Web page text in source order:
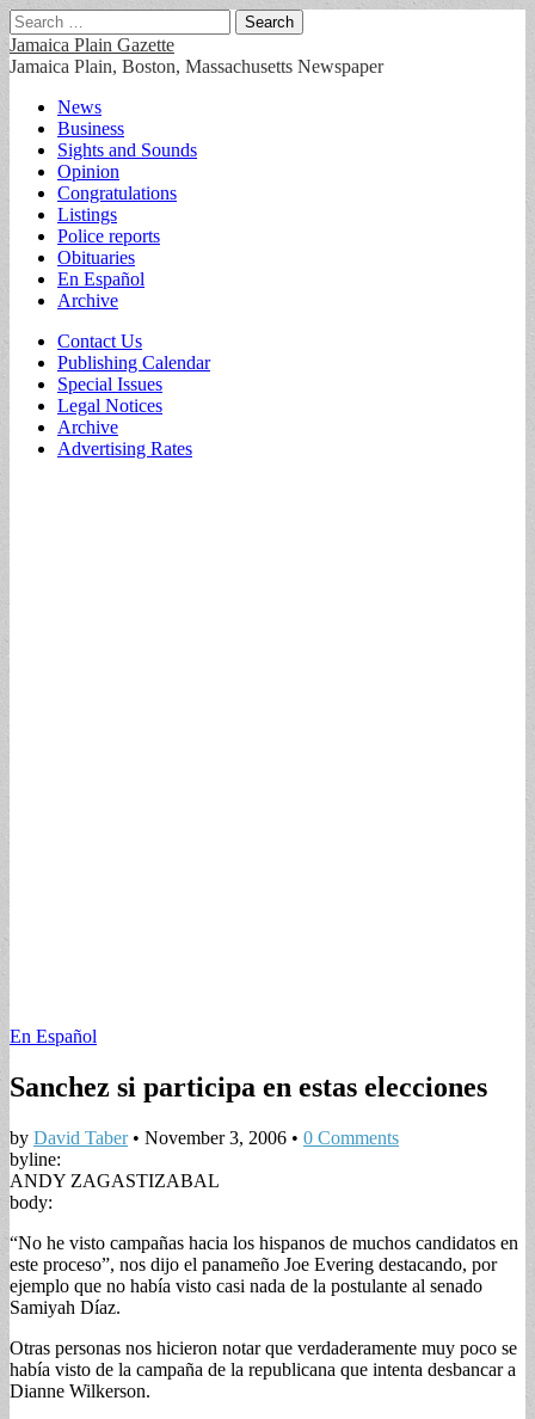
Search
for:
Jamaica Plain Gazette
Jamaica Plain, Boston, Massachusetts Newspaper
Main
menu
Skip
content
News
Business
Sights and Sounds
Opinion
Congratulations
Listings
Police reports
Obituaries
En Español
Archive
Sub
menu
Contact Us
Publishing Calendar
Special Issues
Legal Notices
Archive
Advertising Rates
En Español
Sanchez si participa en estas elecciones
by David Taber• November 3, 2006 • 0 Comments
byline:
ANDY ZAGASTIZABAL
body:
“No he visto campañas hacia los hispanos de muchos candidatos en
este proceso”, nos dijo el panameño Joe Evering destacando, por
ejemplo que no había visto casi nada de la postulante al senado
Samiyah Díaz.
Otras personas nos hicieron notar que verdaderamente muy poco se
había visto de la campaña de la republicana que intenta desbancar a
Dianne Wilkerson.